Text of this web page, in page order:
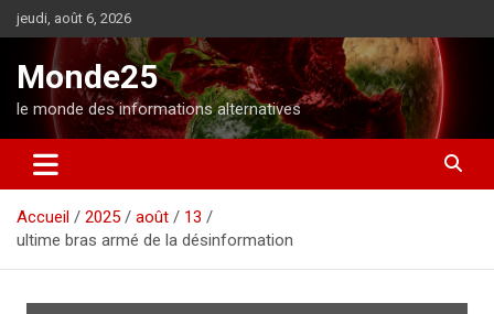
l
o
e
jeudi, août 6, 2026
Monde25
le monde des informations alternatives
Accueil 2025 août
13
ultime bras armé de la désinformation